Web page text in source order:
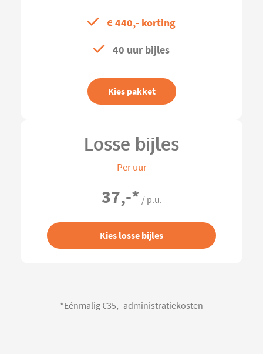
€ 440,- korting
40 uur bijles
Kies pakket
Losse bijles
Per uur
37,-* / p.u.
Kies losse bijles
*Eénmalig €35,- administratiekosten